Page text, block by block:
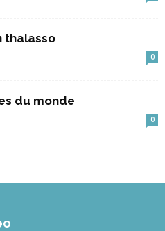
thalasso
0
du monde
0